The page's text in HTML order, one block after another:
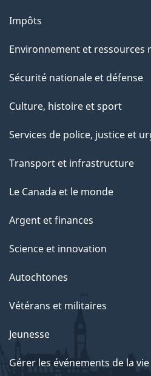
Impôts
Environnement et ressources
Sécurité nationale et défense
Culture, histoire et sport
Services de police, justice et
Transport et infrastructure
Le Canada et le monde
Argent et finances
Science et innovation
Autochtones
Vétérans et militaires
Jeunesse
Gérer les événements de la vie